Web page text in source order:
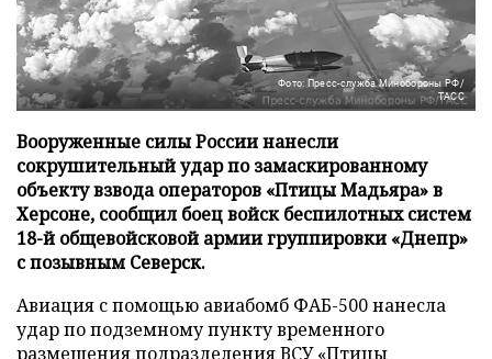
Фото: Пресс-служба Минобороны РФ/
ТАСС
Вооруженные силы России нанесли
сокрушительный удар по замаскированному
объекту взвода операторов «Птицы Мадьяра» в
Херсоне, сообщил боец войск беспилотных систем
18-й общевойсковой армии группировки «Днепр»
с позывным Северск.
Авиация с помощью авиабомб ФАБ-500 нанесла
удар по подземному пункту временного
размещения подразделения ВСУ «Птицы